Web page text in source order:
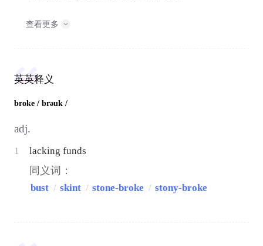
查看更多
英英释义
broke / brəuk /
adj.
1 lacking funds
同义词：
bust / skint / stone-broke / stony-broke